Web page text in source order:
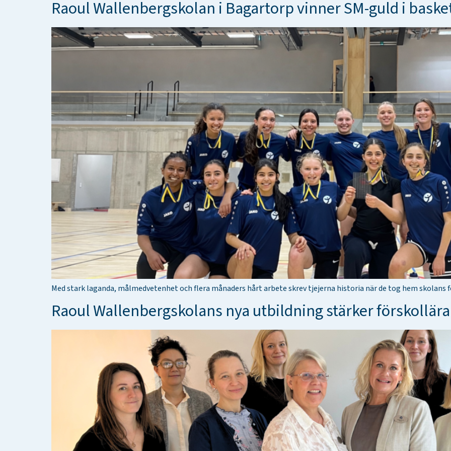
Raoul Wallenbergskolan i Bagartorp vinner SM-guld i
Med stark laganda, målmedvetenhet och flera månaders hårt arbete skrev tjejerna historia när de tog hem skolans
Raoul Wallenbergskolans nya utbildning stärker